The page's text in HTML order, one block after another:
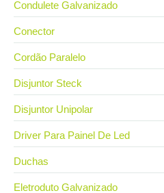
Condulete Galvanizado
Conector
Cordão Paralelo
Disjuntor Steck
Disjuntor Unipolar
Driver Para Painel De Led
Duchas
Eletroduto Galvanizado